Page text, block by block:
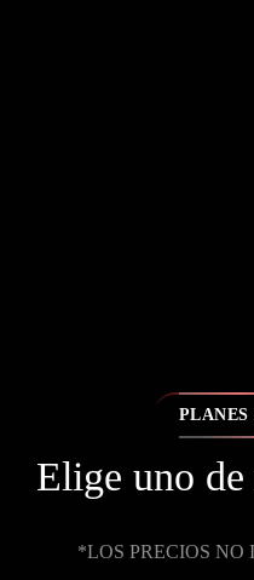
PLANES
Elige uno de
*LOS PRECIOS